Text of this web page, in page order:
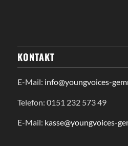
KONTAKT
E-Mail: info@youngvoices-
Telefon: 0151 232 573 49
E-Mail: kasse@youngvoices-